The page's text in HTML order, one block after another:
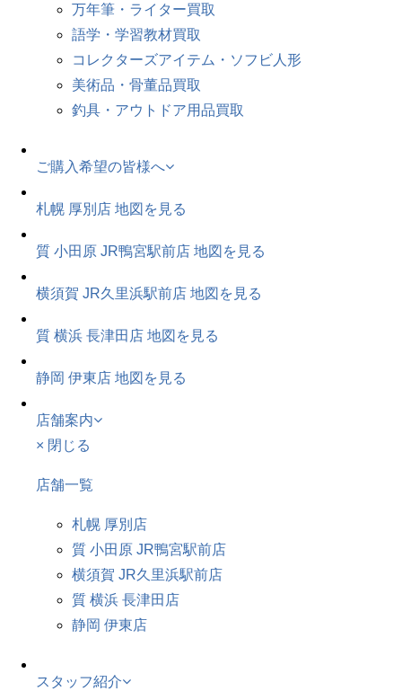
万年筆・ライター買取
語学・学習教材買取
コレクターズアイテム・ソフビ人形
美術品・骨董品買取
釣具・アウトドア用品買取
ご購入希望の皆様へ
札幌 厚別店 地図を見る
質 小田原 JR鴨宮駅前店 地図を見る
横須賀 JR久里浜駅前店 地図を見る
質 横浜 長津田店 地図を見る
静岡 伊東店 地図を見る
店舗案内
× 閉じる
店舗一覧
札幌 厚別店
質 小田原 JR鴨宮駅前店
横須賀 JR久里浜駅前店
質 横浜 長津田店
静岡 伊東店
スタッフ紹介